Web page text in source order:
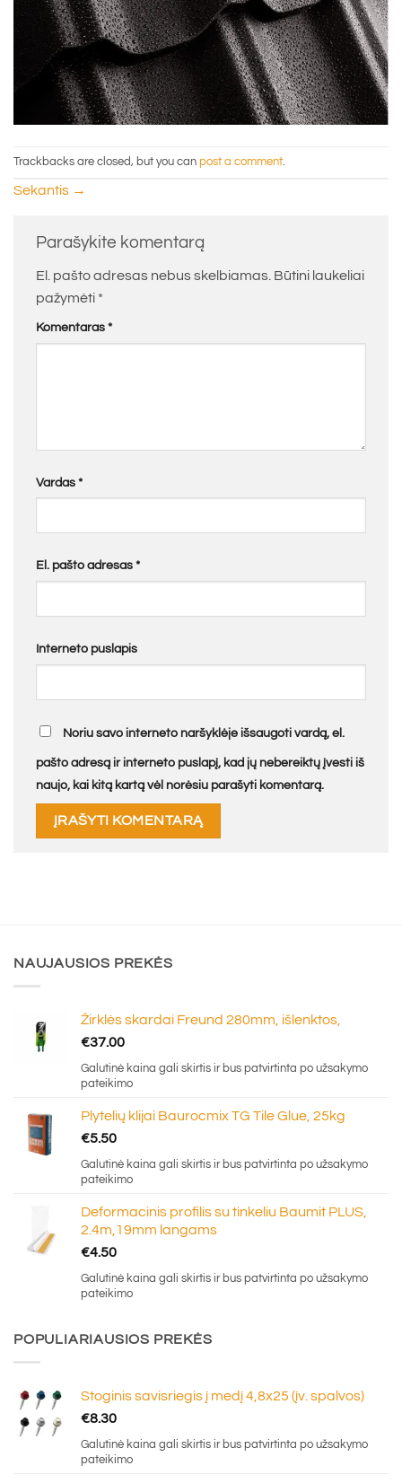
Trackbacks are closed, but you can post a comment
Sekantis →
Parašykite komentarą
El. pašto adresas nebus skelbiamas. Būtini laukeliai
pažymėti *
Komentaras *
Vardas *
El. pašto adresas *
Interneto puslapis
Noriu savo interneto naršyklėje išsaugoti vardą, el.
pašto adresą ir interneto puslapį, kad jų nebereiktų įvesti iš
naujo, kai kitą kartą vėl norėsiu parašyti komentarą.
NAUJAUSIOS PREKĖS
Žirklės skardai Freund 280mm, išlenktos,
€37.00
Galutinė kaina gali skirtis ir bus patvirtinta po užsakymo
pateikimo
Plytelių klijai Baurocmix TG Tile Glue, 25kg
€5.50
Galutinė kaina gali skirtis ir bus patvirtinta po užsakymo
pateikimo
Deformacinis profilis su tinkeliu Baumit PLUS,
2.4m,19mm langams
€4.50
Galutinė kaina gali skirtis ir bus patvirtinta po užsakymo
pateikimo
POPULIARIAUSIOS PREKĖS
Stoginis savisriegis į medį 4,8x25 (įv. spalvos)
€8.30
Galutinė kaina gali skirtis ir bus patvirtinta po užsakymo
pateikimo